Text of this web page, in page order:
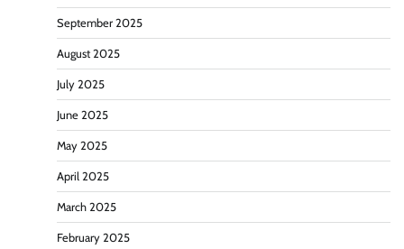
September 2025
August 2025
July 2025
June 2025
May 2025
April 2025
March 2025
February 2025